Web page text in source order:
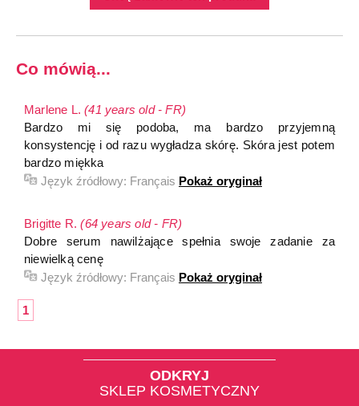
Co mówią...
Marlene L.(41 years old - FR)
Bardzo mi się podoba, ma bardzo przyjemną
konsystencję i od razu wygładza skórę. Skóra jest potem
bardzo miękka
Język źródłowy: Français Pokaż oryginał
Brigitte R.(64 years old - FR)
Dobre serum nawilżające spełnia swoje zadanie za
niewielką cenę
Język źródłowy: Français Pokaż oryginał
1
ODKRYJ
SKLEP KOSMETYCZNY